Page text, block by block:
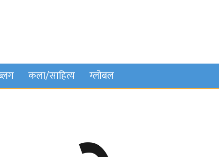
कला/साहित्य ग्लोबल